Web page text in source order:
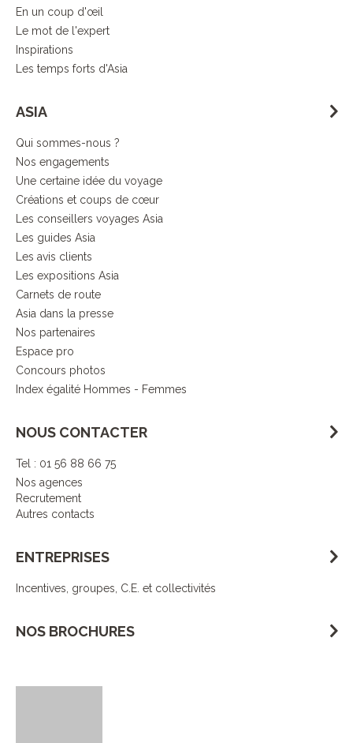
En un coup d'œil
Le mot de l'expert
Inspirations
Les temps forts d'Asia
ASIA
Qui sommes-nous ?
Nos engagements
Une certaine idée du voyage
Créations et coups de cœur
Les conseillers voyages Asia
Les guides Asia
Les avis clients
Les expositions Asia
Carnets de route
Asia dans la presse
Nos partenaires
Espace pro
Concours photos
Index égalité Hommes - Femmes
NOUS CONTACTER
Tel : 01 56 88 66 75
Nos agences
Recrutement
Autres contacts
ENTREPRISES
Incentives, groupes, C.E. et collectivités
NOS BROCHURES